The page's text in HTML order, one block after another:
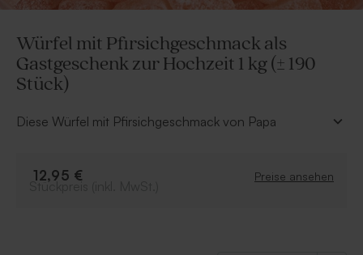
Würfel mit Pfirsichgeschmack als
Gastgeschenk zur Hochzeit 1 kg (± 190
Stück)
Diese Würfel mit Pfirsichgeschmack von Papa
Aufmerksamkeit. Zusammen mit passenden
12,95 € Preise ansehen